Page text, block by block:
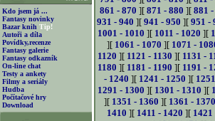
Kdo jsem já ...
Fantasy novinky
Bazar knih Tip!
Autoři a díla
Povídky,recenze
Fantasy galerie
Fantasy odkazník
On-line chat
Testy a ankety
Filmy a seriály
Hudba
Počítačové hry
Download
861 - 870 ][ 871 - 880 ][ 881
931 - 940 ][ 941 - 950 ][ 951 -
1001 - 1010 ][ 1011 - 1020 ][
][ 1061 - 1070 ][ 1071 -
1120 ][ 1121 - 1130 ][ 1131 -
1180 ][ 1181 - 1190 ][ 1191 -
- 1240 ][ 1241 - 1250 ][
1291 - 1300 ][ 1301 - 1310 ][
][ 1351 - 1360 ][ 1361 - 1370
1410 ][ 1411 - 1420 ][ 1421